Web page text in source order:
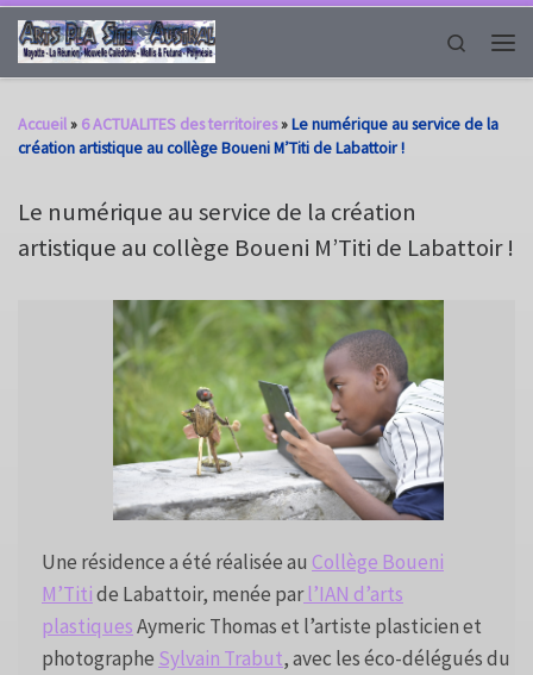
Passer au contenu
Search
Accueil» 6 ACTUALITES des territoires»Le numérique au service de la
création artistique au collège Boueni M’Titi de Labattoir !
Le numérique au service de la création
artistique au collège Boueni M’Titi de Labattoir !
Une résidence a été réalisée au Collège Boueni
M’Titide Labattoir, menée parl’IAN d’arts
plastiquesAymeric Thomas et l’artiste plasticien et
photographe Sylvain Trabut, avec les éco-délégués du